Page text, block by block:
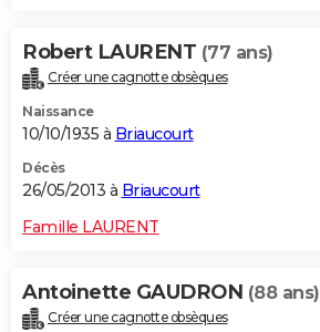
Robert LAURENT (77 ans)
Créer une cagnotte obsèques
Naissance
10/10/1935 à Briaucourt
Décès
26/05/2013 à Briaucourt
Famille LAURENT
Antoinette GAUDRON (88 ans)
Créer une cagnotte obsèques